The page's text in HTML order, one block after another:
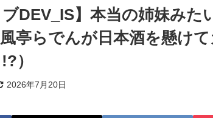
ブDEV_IS】本当の姉妹み
亭らでんが日本酒を懸け
）
2026年7月20日